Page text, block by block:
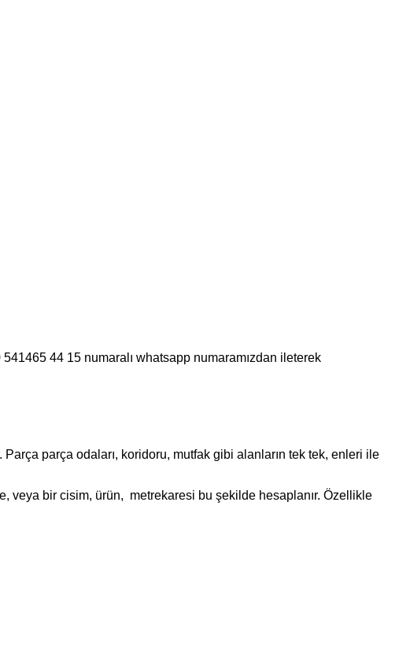
44 15 numaralı whatsapp numaramızdan ileterek
parça odaları, koridoru, mutfak gibi alanların tek tek, enleri ile
veya bir cisim, ürün, metrekaresi bu şekilde hesaplanır. Özellikle